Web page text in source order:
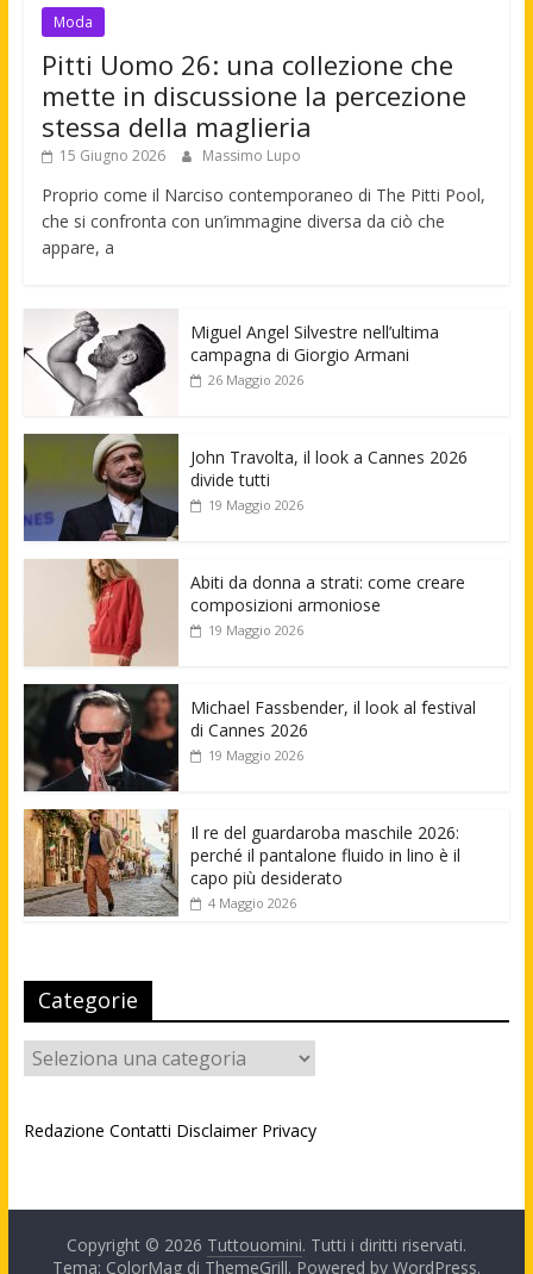
Moda
Pitti Uomo 26: una collezione che
mette in discussione la percezione
stessa della maglieria
15 Giugno 2026 Massimo Lupo
Proprio come il Narciso contemporaneo di The Pitti Pool,
che si confronta con un’immagine diversa da ciò che
appare, a
Miguel Angel Silvestre nell’ultima
campagna di Giorgio Armani
26 Maggio 2026
John Travolta, il look a Cannes 2026
divide tutti
19 Maggio 2026
Abiti da donna a strati: come creare
composizioni armoniose
19 Maggio 2026
Michael Fassbender, il look al festival
di Cannes 2026
19 Maggio 2026
Il re del guardaroba maschile 2026:
perché il pantalone fluido in lino è il
capo più desiderato
4 Maggio 2026
Categorie
Categorie
Redazione Contatti Disclaimer Privacy
Copyright © 2026 Tuttouomini. Tutti i diritti riservati.
Tema: ColorMag di ThemeGrill. Powered by WordPress.